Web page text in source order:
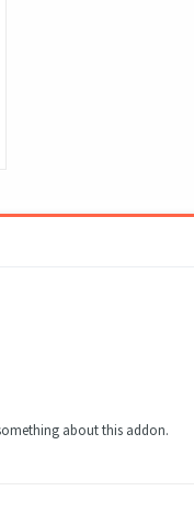
about this addon.